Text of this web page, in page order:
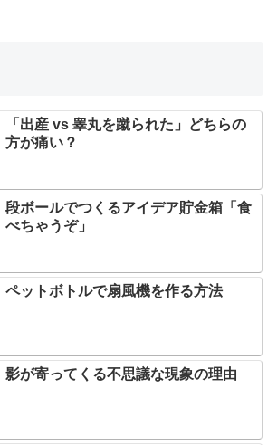
「出産 vs 睾丸を蹴られた」どちらの
方が痛い？
段ボールでつくるアイデア貯金箱「食
べちゃうぞ」
ペットボトルで扇風機を作る方法
影が寄ってくる不思議な現象の理由